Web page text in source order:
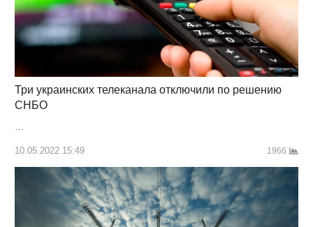
Три украинских телеканала отключили по решению
СНБО
10.05.2022 15:49 1966